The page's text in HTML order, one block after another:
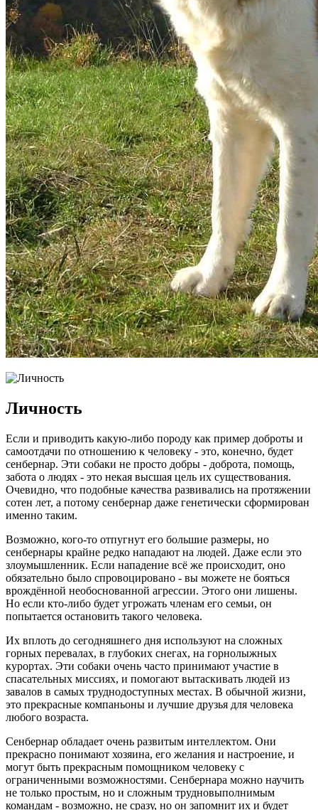
Личность
Если и приводить какую-либо породу как пример доброты и
самоотдачи по отношению к человеку - это, конечно, будет
сенбернар. Эти собаки не просто добры - доброта, помощь,
забота о людях - это некая высшая цель их существования.
Очевидно, что подобные качества развивались на протяжении
сотен лет, а потому сенбернар даже генетически сформирован
именно таким.
Возможно, кого-то отпугнут его большие размеры, но
сенбернары крайне редко нападают на людей. Даже если это
злоумышленник. Если нападение всё же происходит, оно
обязательно было спровоцировано - вы можете не бояться
врождённой необоснованной агрессии. Этого они лишены.
Но если кто-либо будет угрожать членам его семьи, он
попытается остановить такого человека.
Их вплоть до сегодняшнего дня используют на сложных
горных перевалах, в глубоких снегах, на горнолыжных
курортах. Эти собаки очень часто принимают участие в
спасательных миссиях, и помогают вытаскивать людей из
завалов в самых труднодоступных местах. В обычной жизни,
это прекрасные компаньоны и лучшие друзья для человека
любого возраста.
Сенбернар обладает очень развитым интеллектом. Они
прекрасно понимают хозяина, его желания и настроение, и
могут быть прекрасным помощником человеку с
ограниченными возможностями. Сенбернара можно научить
не только простым, но и сложным трудновыполнимым
командам - возможно, не сразу, но он запомнит их и будет